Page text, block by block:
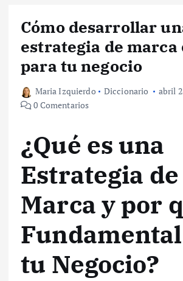
Cómo desarrollar
estrategia de
para tu negocio
Maria Izquierdo Diccionario
abril
0 Comentarios
¿Qué es una
Estrategia de
Marca y por
tu Negocio?